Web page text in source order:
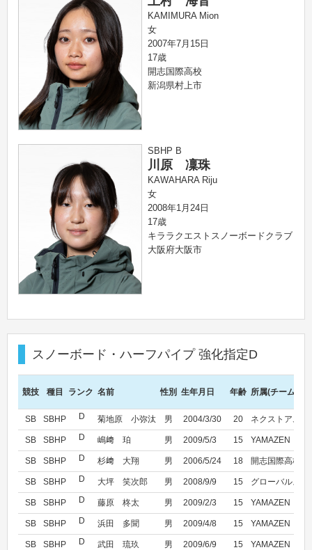
KAMIMURA Mion
女
2007年7月15日
17歳
開志国際高校
新潟県村上市
SBHP B
川原 凜珠
KAWAHARA Riju
女
2008年1月24日
17歳
キララクエストスノーボードクラブ
大阪府大阪市
スノーボード・ハーフパイプ 強化指定D
競技 種目 ランク 名前 性別 生年月日 年齢 所属(チーム名)
SB SBHP D 菊地原 小弥汰 男 2004/3/30 20 ネクストアム
SB SBHP D 嶋﨑 珀 男 2009/5/3 15 YAMAZEN
SB SBHP D 杉﨑 大翔 男 2006/5/24 18 開志国際高校
SB SBHP D 大坪 笑次郎 男 2008/9/9 15 グローバルスノ
SB SBHP D 藤原 柊太 男 2009/2/3 15 YAMAZEN
SB SBHP D 浜田 多聞 男 2009/4/8 15 YAMAZEN
SB SBHP D 武田 琉玖 男 2009/6/9 15 YAMAZEN